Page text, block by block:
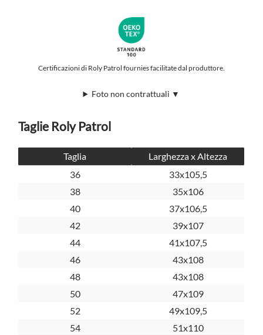
Certificazioni di Roly Patrol fournies facilitate dal produttore.
Foto non contrattuali ▼
Taglie Roly Patrol
Taglia
Larghezza x Altezza
36
33x105,5
38
35x106
40
37x106,5
42
39x107
44
41x107,5
46
43x108
48
43x108
50
47x109
52
49x109,5
54
51x110